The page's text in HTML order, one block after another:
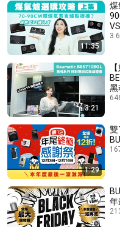
11:35
煤
3:21
黑
1:29
雙
年